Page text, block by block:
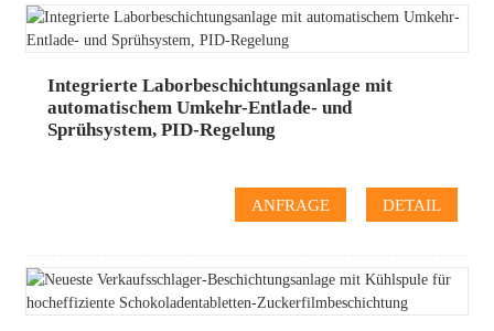
Integrierte Laborbeschichtungsanlage mit
automatischem Umkehr-Entlade- und
Sprühsystem, PID-Regelung
ANFRAGE DETAIL